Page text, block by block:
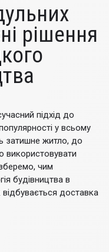
рішення
підхід до
у всьому
затишне житло, до
використовувати
чим
будівництва в
доставка